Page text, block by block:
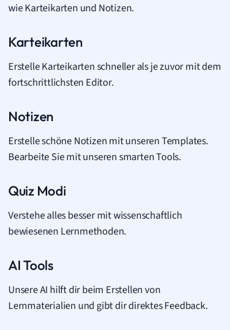
wie Karteikarten und Notizen.
Karteikarten
Erstelle Karteikarten schneller als je zuvor mit dem
fortschrittlichsten Editor.
Notizen
Erstelle schöne Notizen mit unseren Templates.
Bearbeite Sie mit unseren smarten Tools.
Quiz Modi
Verstehe alles besser mit wissenschaftlich
bewiesenen Lernmethoden.
AI Tools
Unsere AI hilft dir beim Erstellen von
Lernmaterialien und gibt dir direktes Feedback.